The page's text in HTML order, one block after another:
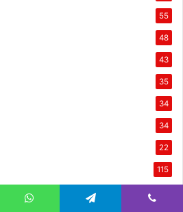
55
48
43
35
34
34
22
115